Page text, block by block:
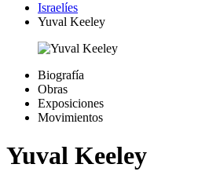
Israelíes
Yuval Keeley
Biografía
Obras
Exposiciones
Movimientos
Yuval Keeley